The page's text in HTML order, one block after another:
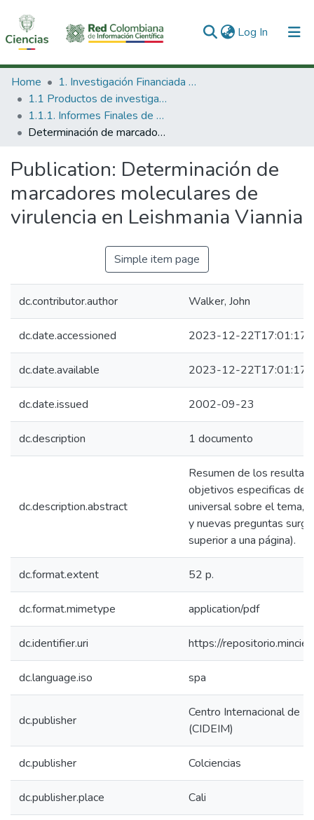
Log In (current)
Communities & Collections
All of DSpace
Statistics
Home
1. Investigación Financiada con Recursos Públicos
1.1 Productos de investigación
1.1.1. Informes Finales de Proyectos de Investigación
Determinación de marcadores moleculares de virulencia en Leishmania Viannia
Publication: Determinación de
marcadores moleculares de
virulencia en Leishmania Viannia
Simple item page
dc.contributor.author Walker, John
dc.date.accessioned 2023-12-22T17:01:17Z
dc.date.available 2023-12-22T17:01:17Z
dc.date.issued 2002-09-23
dc.description 1 documento
dc.description.abstract
Resumen de los
objetivos especificas del
universal sobre el tema,
y nuevas preguntas
superior a una página).
dc.format.extent 52 p.
dc.format.mimetype application/pdf
dc.identifier.uri https://
dc.language.iso spa
dc.publisher
Centro Internacional de
(CIDEIM)
dc.publisher Colciencias
dc.publisher.place Cali